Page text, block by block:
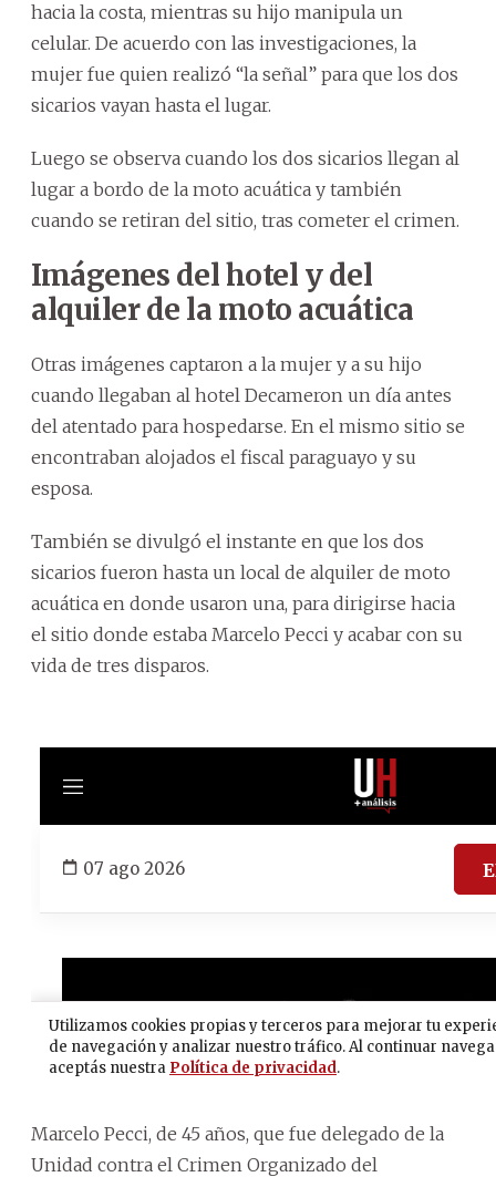
hacia la costa, mientras su hijo manipula un
celular. De acuerdo con las investigaciones, la
mujer fue quien realizó “la señal” para que los dos
sicarios vayan hasta el lugar.
Luego se observa cuando los dos sicarios llegan al
lugar a bordo de la moto acuática y también
cuando se retiran del sitio, tras cometer el crimen.
Imágenes del hotel y del
alquiler de la moto acuática
Otras imágenes captaron a la mujer y a su hijo
cuando llegaban al hotel Decameron un día antes
del atentado para hospedarse. En el mismo sitio se
encontraban alojados el fiscal paraguayo y su
esposa.
También se divulgó el instante en que los dos
sicarios fueron hasta un local de alquiler de moto
acuática en donde usaron una, para dirigirse hacia
el sitio donde estaba Marcelo Pecci y acabar con su
vida de tres disparos.
Marcelo Pecci, de 45 años, que fue delegado de la
Unidad contra el Crimen Organizado del